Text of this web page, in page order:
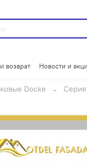
возврат Новости и
Docke Серия